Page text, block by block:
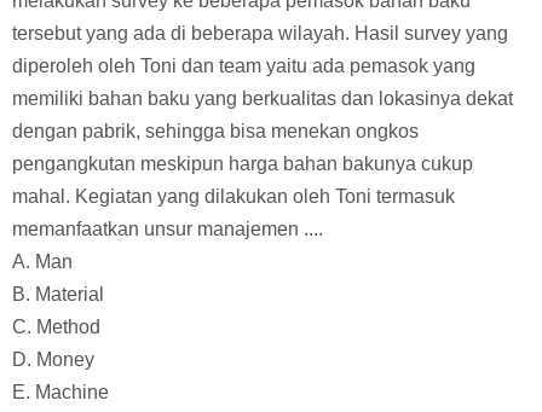
21. Toni adalah seoarang manajer yang bertugas sebagai
penanggung jawab produksi. Toni berusaha untuk
memperoleh bahan baku yang berkualitas namun dengan
harga yang terjangkau, untuk itu Toni dan team nya
melakukan survey ke beberapa pemasok bahan baku
tersebut yang ada di beberapa wilayah. Hasil survey yang
diperoleh oleh Toni dan team yaitu ada pemasok yang
memiliki bahan baku yang berkualitas dan lokasinya dekat
dengan pabrik, sehingga bisa menekan ongkos
pengangkutan meskipun harga bahan bakunya cukup
mahal. Kegiatan yang dilakukan oleh Toni termasuk
memanfaatkan unsur manajemen ....
A. Man